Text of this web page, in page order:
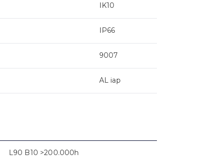
IK10
IP66
9007
AL iap
L90 B10 >200.000h